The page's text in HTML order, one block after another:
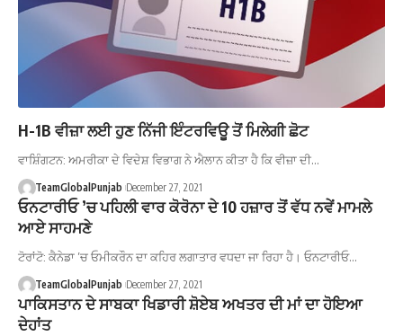
H-1B ਵੀਜ਼ਾ ਲਈ ਹੁਣ ਨਿੱਜੀ ਇੰਟਰਵਿਊ ਤੋਂ ਮਿਲੇਗੀ ਛੋਟ
ਵਾਸ਼ਿੰਗਟਨ: ਅਮਰੀਕਾ ਦੇ ਵਿਦੇਸ਼ ਵਿਭਾਗ ਨੇ ਐਲਾਨ ਕੀਤਾ ਹੈ ਕਿ ਵੀਜ਼ਾ ਦੀ…
TeamGlobalPunjab December 27, 2021
ਓਨਟਾਰੀਓ ’ਚ ਪਹਿਲੀ ਵਾਰ ਕੋਰੋਨਾ ਦੇ 10 ਹਜ਼ਾਰ ਤੋਂ ਵੱਧ ਨਵੇਂ ਮਾਮਲੇ
ਆਏ ਸਾਹਮਣੇ
ਟੋਰਾਂਟੋ: ਕੈਨੇਡਾ ’ਚ ਓਮੀਕਰੌਨ ਦਾ ਕਹਿਰ ਲਗਾਤਾਰ ਵਧਦਾ ਜਾ ਰਿਹਾ ਹੈ। ਓਨਟਾਰੀਓ…
TeamGlobalPunjab December 27, 2021
ਪਾਕਿਸਤਾਨ ਦੇ ਸਾਬਕਾ ਖਿਡਾਰੀ ਸ਼ੋਏਬ ਅਖਤਰ ਦੀ ਮਾਂ ਦਾ ਹੋਇਆ
ਦੇਹਾਂਤ